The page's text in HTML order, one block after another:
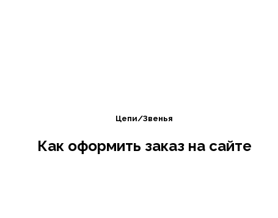
Цепи/Звенья
Как оформить заказ на сайте